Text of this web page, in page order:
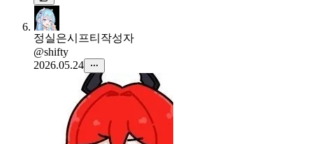
정실은시프티 작성자
@shifty
2026.05.24